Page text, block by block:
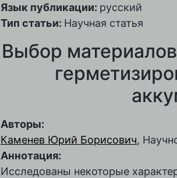
Язык публикации: русский
Тип статьи: Научная статья
Выбор
Авторы:
Каменев Юрий Борисович,
Аннотация:
Исследованы некоторые